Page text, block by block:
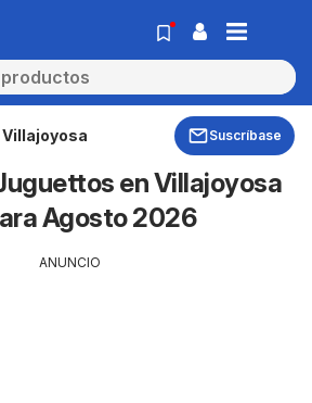
Suscríbase
en Villajoyosa
Agosto 2026
ANUNCIO